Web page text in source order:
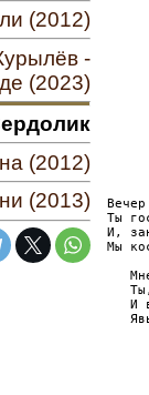
(2012)
-
(2023)
(2012)
(2013)
Ты
И,
Мы
И